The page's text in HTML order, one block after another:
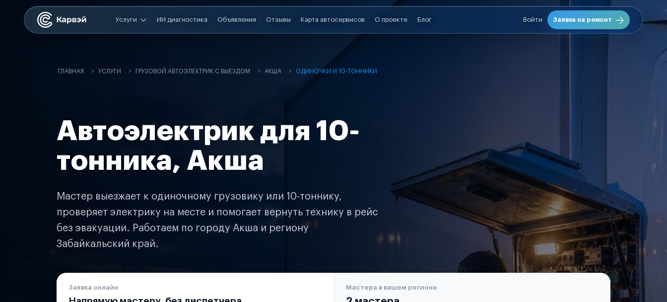
Услуги ИИ диагностика Объявления Отзывы Карта автосервисов О проекте Блог Войти Заявка на ремонт
ГЛАВНАЯ УСЛУГИ ГРУЗОВОЙ АВТОЭЛЕКТРИК С ВЫЕЗДОМ АКША ОДИНОЧКИ И 10-ТОННИКИ
Автоэлектрик для 10-
тонника, Акша
Мастер выезжает к одиночному грузовику или 10-тоннику,
проверяет электрику на месте и помогает вернуть технику в рейс
без эвакуации. Работаем по городу Акша и региону
Забайкальский край.
Заявка онлайн Мастера в вашем регионе